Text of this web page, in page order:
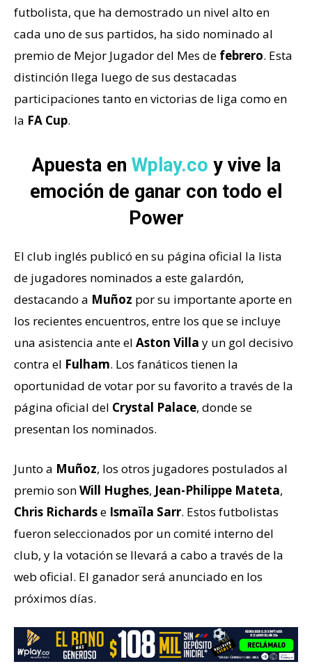
futbolista, que ha demostrado un nivel alto en
cada uno de sus partidos, ha sido nominado al
premio de Mejor Jugador del Mes de febrero. Esta
distinción llega luego de sus destacadas
participaciones tanto en victorias de liga como en
la FA Cup.
Apuesta en Wplay.co y vive la
emoción de ganar con todo el
Power
El club inglés publicó en su página oficial la lista
de jugadores nominados a este galardón,
destacando a Muñoz por su importante aporte en
los recientes encuentros, entre los que se incluye
una asistencia ante el Aston Villa y un gol decisivo
contra el Fulham. Los fanáticos tienen la
oportunidad de votar por su favorito a través de la
página oficial del Crystal Palace, donde se
presentan los nominados.
Junto a Muñoz, los otros jugadores postulados al
premio sonWill Hughes, Jean-Philippe Mateta,
Chris Richardse Ismaïla Sarr. Estos futbolistas
fueron seleccionados por un comité interno del
club, y la votación se llevará a cabo a través de la
web oficial. El ganador será anunciado en los
próximos días.